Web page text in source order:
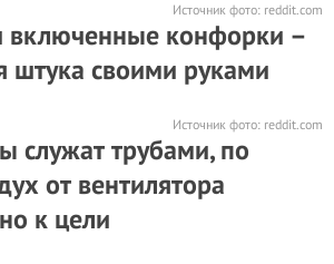
Источник фото: reddit.com
включенные конфорки –
штука своими руками
Источник фото: reddit.com
служат трубами, по
от вентилятора
к цели